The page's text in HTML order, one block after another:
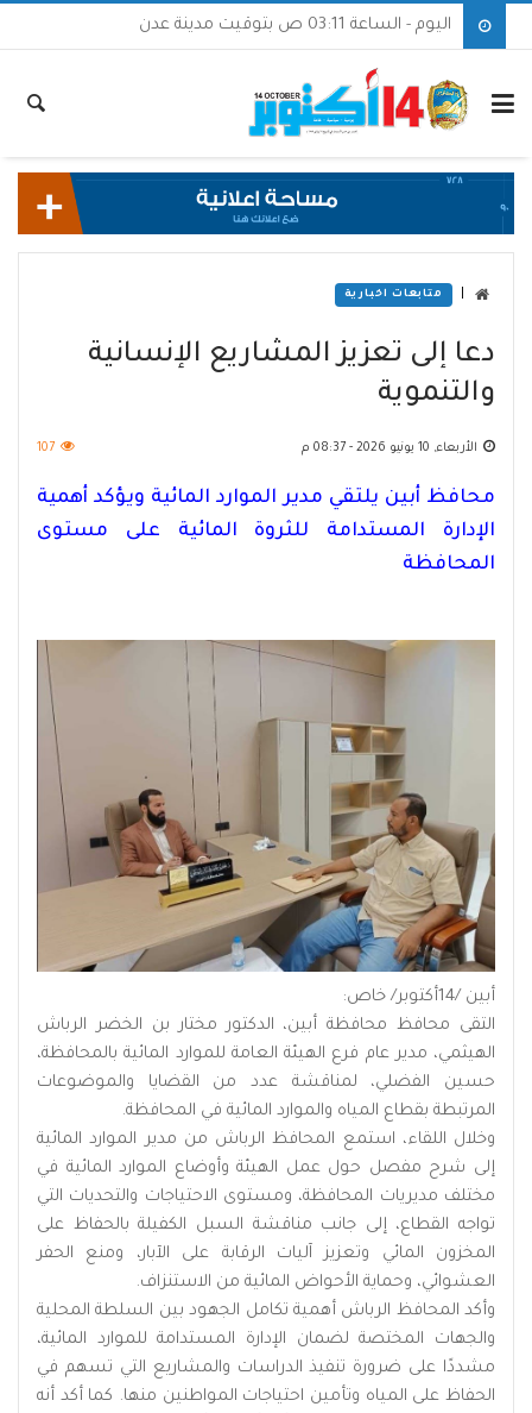
اليوم - الساعة 03:11 ص بتوقيت مدينة عدن
متابعات اخبارية
دعا إلى تعزيز المشاريع الإنسانية
والتنموية
الأربعاء, 10 يونيو 2026 - 08:37 م 107
محافظ أبين يلتقي مدير الموارد المائية ويؤكد أهمية
الإدارة المستدامة للثروة المائية على مستوى
المحافظة
أبين /14أكتوبر/ خاص:
التقى محافظ محافظة أبين، الدكتور مختار بن الخضر الرباش
الهيثمي، مدير عام فرع الهيئة العامة للموارد المائية بالمحافظة،
حسين الفضلي، لمناقشة عدد من القضايا والموضوعات
المرتبطة بقطاع المياه والموارد المائية في المحافظة.
وخلال اللقاء، استمع المحافظ الرباش من مدير الموارد المائية
إلى شرح مفصل حول عمل الهيئة وأوضاع الموارد المائية في
مختلف مديريات المحافظة، ومستوى الاحتياجات والتحديات التي
تواجه القطاع، إلى جانب مناقشة السبل الكفيلة بالحفاظ على
المخزون المائي وتعزيز آليات الرقابة على الآبار، ومنع الحفر
العشوائي، وحماية الأحواض المائية من الاستنزاف.
وأكد المحافظ الرباش أهمية تكامل الجهود بين السلطة المحلية
والجهات المختصة لضمان الإدارة المستدامة للموارد المائية،
مشددًا على ضرورة تنفيذ الدراسات والمشاريع التي تسهم في
الحفاظ على المياه وتأمين احتياجات المواطنين منها. كما أكد أنه